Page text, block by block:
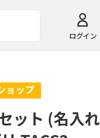
ログイン
ット (名入れ